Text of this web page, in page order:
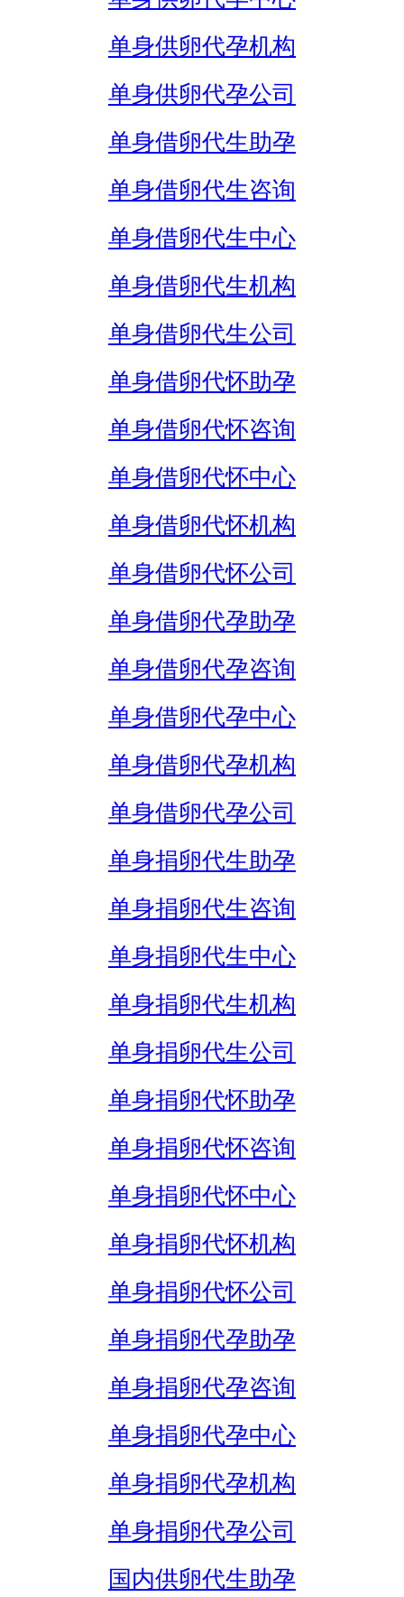
单身供卵代孕机构
单身供卵代孕公司
单身借卵代生助孕
单身借卵代生咨询
单身借卵代生中心
单身借卵代生机构
单身借卵代生公司
单身借卵代怀助孕
单身借卵代怀咨询
单身借卵代怀中心
单身借卵代怀机构
单身借卵代怀公司
单身借卵代孕助孕
单身借卵代孕咨询
单身借卵代孕中心
单身借卵代孕机构
单身借卵代孕公司
单身捐卵代生助孕
单身捐卵代生咨询
单身捐卵代生中心
单身捐卵代生机构
单身捐卵代生公司
单身捐卵代怀助孕
单身捐卵代怀咨询
单身捐卵代怀中心
单身捐卵代怀机构
单身捐卵代怀公司
单身捐卵代孕助孕
单身捐卵代孕咨询
单身捐卵代孕中心
单身捐卵代孕机构
单身捐卵代孕公司
国内供卵代生助孕